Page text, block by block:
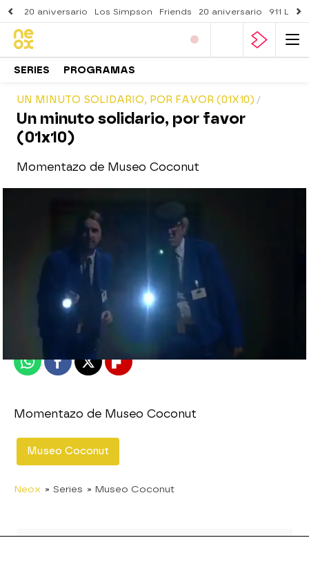
20 aniversario Los Simpson Friends 20 aniversario 911
SERIES PROGRAMAS
UN MINUTO SOLIDARIO, POR FAVOR (01X10)
Un minuto solidario, por favor
(01x10)
Momentazo de Museo Coconut
Publicado: 23 de diciembre de 2010, 17:19
WhatsappFacebook
X Flipboard
Momentazo de Museo Coconut
Museo Coconut
Neox » Series » Museo Coconut